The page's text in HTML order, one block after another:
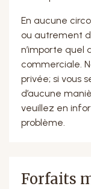
En aucune
ou autrement
n’importe quel
commerciale.
privée; si vous
d’aucune
veuillez en
problème.
Forfaits